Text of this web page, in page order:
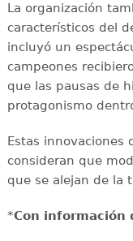
La organización
característicos del
incluyó un
campeones
que las pausas de
protagonismo
Estas innovaciones
consideran que
que se alejan de la
*Con información